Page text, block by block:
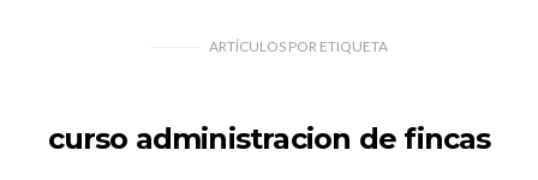
ARTÍCULOS PORETIQUETA
curso administracion de fincas